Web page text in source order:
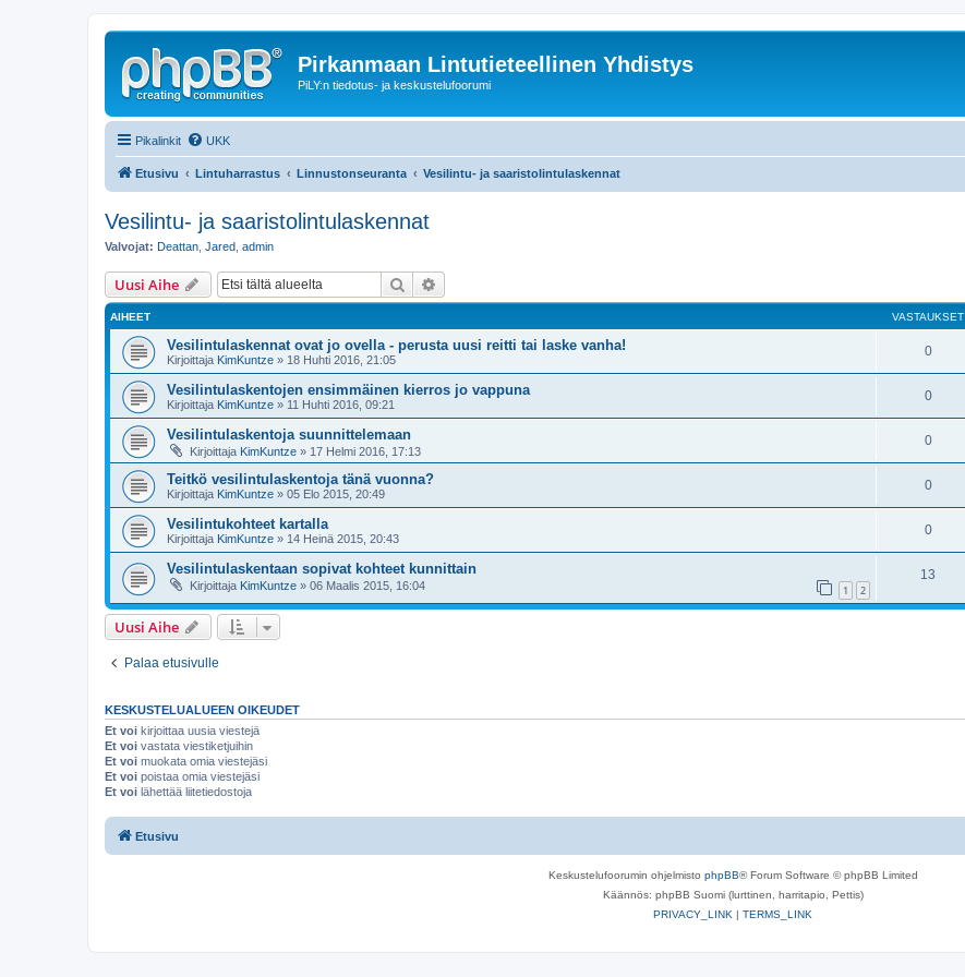
Pirkanmaan Lintutieteellinen Yhdistys
PiLY:n tiedotus- ja keskustelufoorumi
Pikalinkit UKK
Etusivu Lintuharrastus Linnustonseuranta Vesilintu- ja saaristolintulaskennat
Vesilintu- ja saaristolintulaskennat
Valvojat: Deattan Jared admin
Uusi Aihe Etsi
AIHEET VASTAUKSET
Vesilintulaskennat ovat jo ovella - perusta uusi reitti tai laske vanha!
Kirjoittaja KimKuntze » 18 Huhti 2016, 21:05
0
Vesilintulaskentojen ensimmäinen kierros jo vappuna
Kirjoittaja KimKuntze » 11 Huhti 2016, 09:21
0
Vesilintulaskentoja suunnittelemaan
Kirjoittaja KimKuntze » 17 Helmi 2016, 17:13
0
Teitkö vesilintulaskentoja tänä vuonna?
Kirjoittaja KimKuntze » 05 Elo 2015, 20:49
0
Vesilintukohteet kartalla
Kirjoittaja KimKuntze » 14 Heinä 2015, 20:43
0
Vesilintulaskentaan sopivat kohteet kunnittain
Kirjoittaja KimKuntze » 06 Maalis 2015, 16:04 1 2
13
Uusi Aihe
Palaa etusivulle
KESKUSTELUALUEEN OIKEUDET
Et voi kirjoittaa uusia viestejä
Et voi vastata viestiketjuihin
Et voi muokata omia viestejäsi
Et voi poistaa omia viestejäsi
Et voi lähettää liitetiedostoja
Etusivu
Keskustelufoorumin ohjelmisto phpBB® Forum Software © phpBB Limited
Käännös: phpBB Suomi (lurttinen, harritapio, Pettis)
PRIVACY_LINK | TERMS_LINK